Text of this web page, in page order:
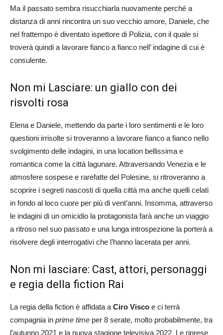
Ma il passato sembra risucchiarla nuovamente perché a
distanza di anni rincontra un suo vecchio amore, Daniele, che
nel frattempo è diventato ispettore di Polizia, con il quale si
troverà quindi a lavorare fianco a fianco nell’ indagine di cui è
consulente.
Non mi Lasciare: un giallo con dei
risvolti rosa
Elena e Daniele, mettendo da parte i loro sentimenti e le loro
questioni irrisolte si troveranno a lavorare fianco a fianco nello
svolgimento delle indagini, in una location bellissima e
romantica come la città lagunare. Attraversando Venezia e le
atmosfere sospese e rarefatte del Polesine, si ritroveranno a
scoprire i segreti nascosti di quella città ma anche quelli celati
in fondo al loco cuore per più di vent’anni. Insomma, attraverso
le indagini di un omicidio la protagonista farà anche un viaggio
a ritroso nel suo passato e una lunga introspezione la porterà a
risolvere degli interrogativi che l’hanno lacerata per anni.
Non mi lasciare: Cast, attori, personaggi
e regia della fiction Rai
La regia della fiction è affidata a Ciro Visco e ci terrà
compagnia in prime time per 8 serate, molto probabilmente, tra
l’autunno 2021 e la nuova stagione televisiva 2022. Le riprese